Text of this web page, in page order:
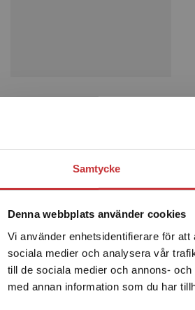
Samtycke
Denna webbplats använder cookies
Vi använder enhetsidentifierare för
sociala medier och analysera vår
till de sociala medier och annons-
med annan information som du har
Det
enhet